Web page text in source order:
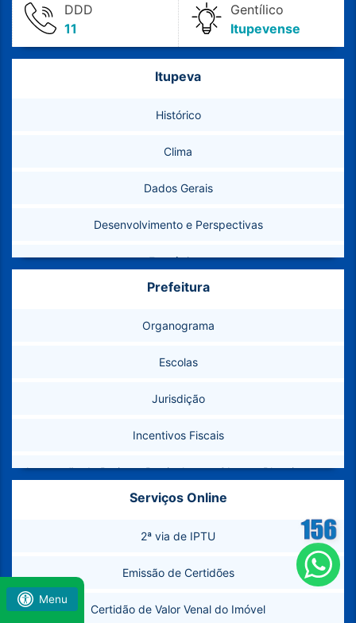
Menu
DDD
11
Gentílico
Itupevense
Itupeva
Histórico
Clima
Dados Gerais
Desenvolvimento e Perspectivas
Estatísticas
Como Chegar
Marcos Geodésicos
Telefones Úteis
Conselhos Municipais
Banco de Imagens
Prefeitura
Organograma
Escolas
Jurisdição
Incentivos Fiscais
Aprovação de Projetos Particulares – Obras e Planejamento
Plano Municipal de Abastecimento de Água e Esgotamento
Sanitário (PMAE)
Secretarias
Legislação
Serviços Online
2ª via de IPTU
Emissão de Certidões
Certidão de Valor Venal do Imóvel